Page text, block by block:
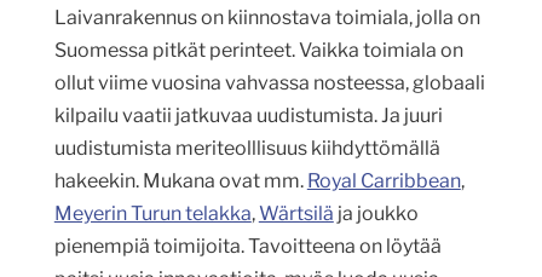
Laivanrakennus on kiinnostava toimiala, jolla on
Suomessa pitkät perinteet. Vaikka toimiala on
ollut viime vuosina vahvassa nosteessa, globaali
kilpailu vaatii jatkuvaa uudistumista. Ja juuri
uudistumista meriteolllisuus kiihdyttömällä
hakeekin. Mukana ovat mm. Royal Carribbean,
Meyerin Turun telakka,Wärtsilä ja joukko
pienempiä toimijoita. Tavoitteena on löytää